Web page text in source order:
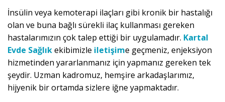
İnsülin veya kemoterapi ilaçları gibi kronik bir hastalığı
olan ve buna bağlı sürekli ilaç kullanması gereken
hastalarımızın çok talep ettiği bir uygulamadır. Kartal
Evde Sağlıkekibimizle iletişime geçmeniz, enjeksiyon
hizmetinden yararlanmanız için yapmanız gereken tek
şeydir. Uzman kadromuz, hemşire arkadaşlarımız,
hijyenik bir ortamda sizlere iğne yapmaktadır.